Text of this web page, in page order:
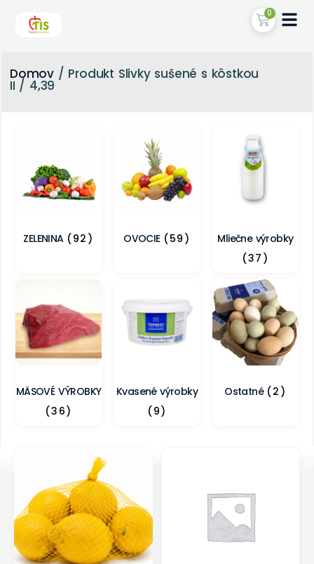
0
Domov / Produkt Slivky sušené s kôstkou
II / 4,39
ZELENINA (92) OVOCIE (59)
Mliečne výrobky
(37)
MÄSOVÉ VÝROBKY
(36)
Kvasené výrobky
(9)
Ostatné (2)